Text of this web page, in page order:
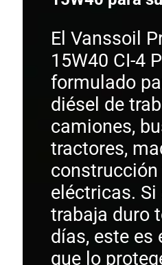
El Vanssoil
15W40 CI-4
formulado
diésel de
camiones,
tractores,
eléctricas.
trabaja duro
días, este es
que lo